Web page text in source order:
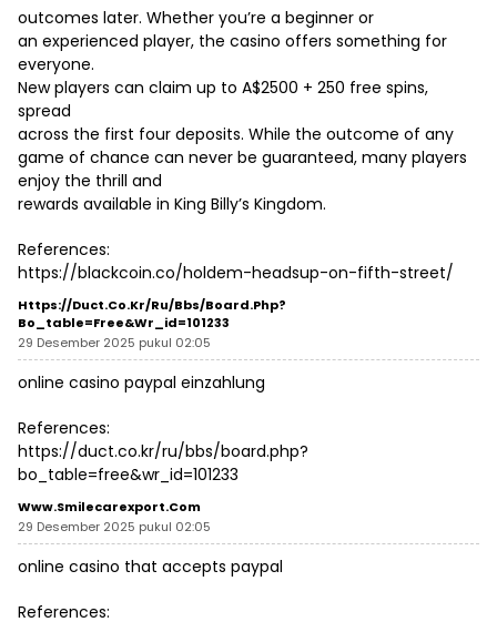
outcomes later. Whether you’re a beginner or
an experienced player, the casino offers something for
everyone.
New players can claim up to A$2500 + 250 free spins,
spread
across the first four deposits. While the outcome of any
game of chance can never be guaranteed, many players
enjoy the thrill and
rewards available in King Billy’s Kingdom.
References:
https://blackcoin.co/holdem-headsup-on-fifth-street/
Https://duct.co.kr/ru/bbs/board.php?
Bo_table=free&wr_id=101233
29 Desember 2025 pukul 02:05
online casino paypal einzahlung
References:
https://duct.co.kr/ru/bbs/board.php?
bo_table=free&wr_id=101233
Www.smilecarexport.com
29 Desember 2025 pukul 02:05
online casino that accepts paypal
References: